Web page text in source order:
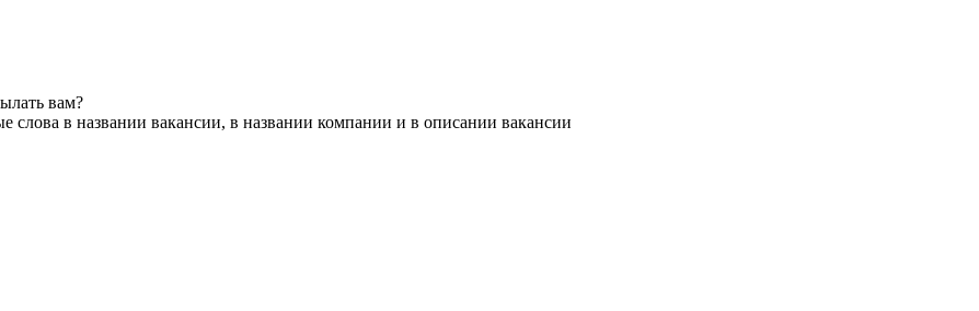
вам?
слова в названии вакансии, в названии компании и в описании вакансии